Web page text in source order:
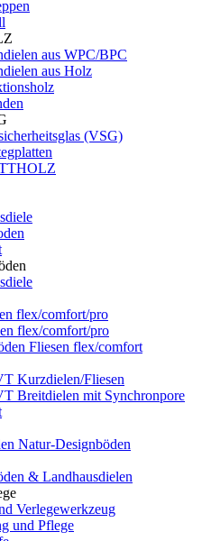
aus WPC/BPC
aus Holz
(VSG)
flex/comfort/pro
flex/comfort/pro
Fliesen flex/comfort
Kurzdielen/Fliesen
Breitdielen mit Synchronpore
Natur-Designböden
& Landhausdielen
Verlegewerkzeug
und Pflege